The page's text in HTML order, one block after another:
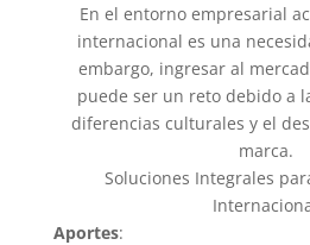
En el entorno empresarial
internacional es una
embargo, ingresar al
puede ser un reto debido a
diferencias culturales y el
marca.
Soluciones Integrales
Aportes: